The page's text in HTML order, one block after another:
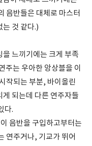
음반들은 대체로 마스터
는 것 같다.)
느끼기에는 크게 부족
주는 우아한 앙상블을 이
작되는 부분, 바이올린
되는데 다른 연주자들
다.
음반을 구입하고부터는
연주거나, 기교가 뛰어